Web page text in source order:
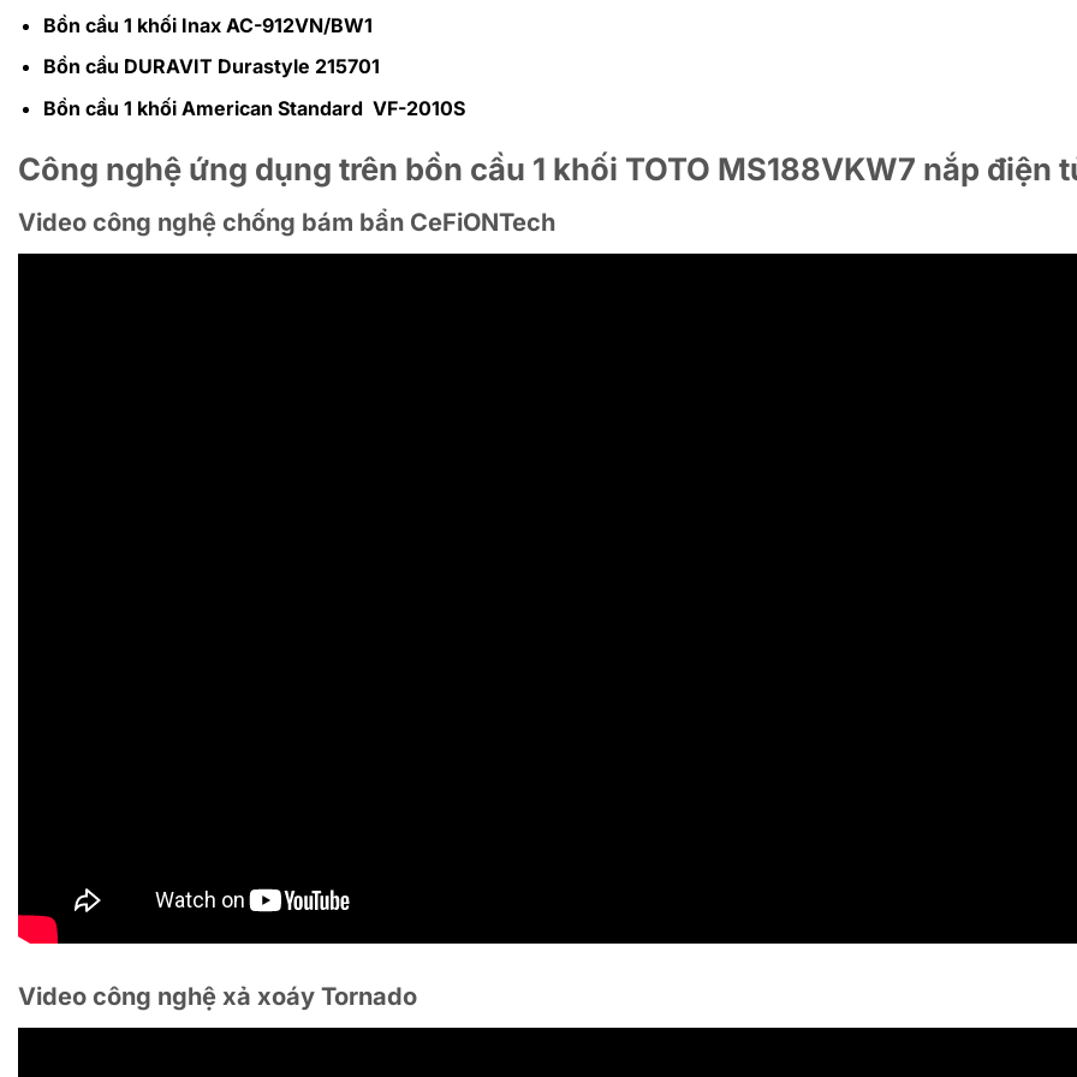
Bồn cầu 1 khối Inax AC-912VN/BW1
Bồn cầu DURAVIT Durastyle 215701
Bồn cầu 1 khối American Standard VF-2010S
Công nghệ ứng dụng trên bồn cầu 1 khối TOTO MS188VKW7 nắp điện
Video công nghệ chống bám bẩn CeFiONTech
Video công nghệ xả xoáy Tornado